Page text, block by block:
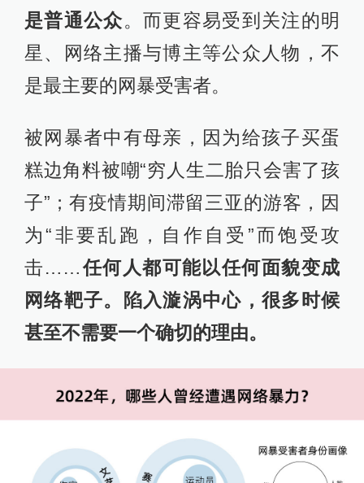
是普通公众。而更容易受到关注的明
星、网络主播与博主等公众人物，不
是最主要的网暴受害者。
被网暴者中有母亲，因为给孩子买蛋
糕边角料被嘲“穷人生二胎只会害了孩
子”；有疫情期间滞留三亚的游客，因
为“非要乱跑，自作自受”而饱受攻
击……任何人都可能以任何面貌变成
网络靶子。陷入漩涡中心，很多时候
甚至不需要一个确切的理由。